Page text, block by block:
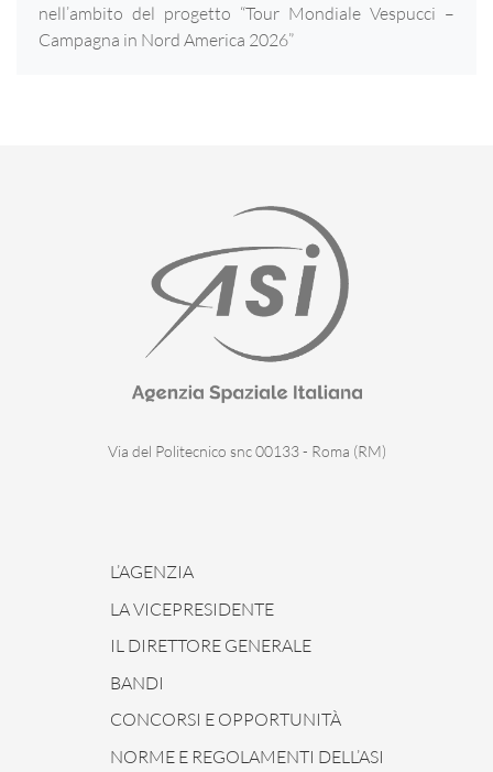
nell’ambito del progetto “Tour Mondiale Vespucci –
Campagna in Nord America 2026”
Via del Politecnico snc 00133 - Roma (RM)
L’AGENZIA
LA VICEPRESIDENTE
IL DIRETTORE GENERALE
BANDI
CONCORSI E OPPORTUNITÀ
NORME E REGOLAMENTI DELL’ASI